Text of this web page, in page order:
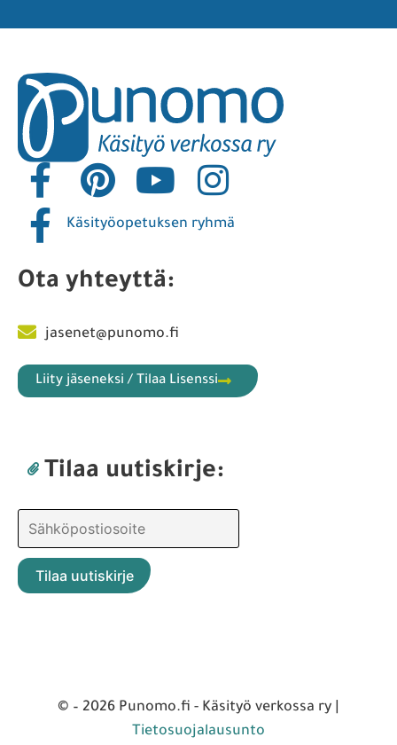
Käsityöopetuksen ryhmä
Ota yhteyttä:
jasenet@punomo.fi
Liity jäseneksi / Tilaa Lisenssi
Tilaa uutiskirje:
© – 2026 Punomo.fi - Käsityö verkossa ry |
Tietosuojalausunto